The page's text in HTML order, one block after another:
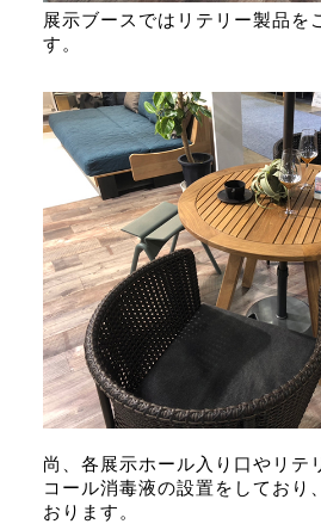
展示ブースではリテリー製品を
す。
尚、各展示ホール入り口やリテ
コール消毒液の設置をしており
おります。